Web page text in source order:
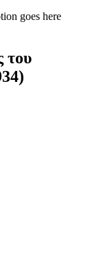
του